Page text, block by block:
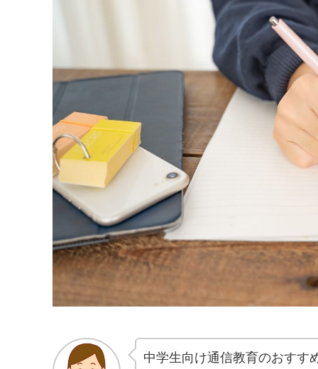
中学生向け通信教育のおすす